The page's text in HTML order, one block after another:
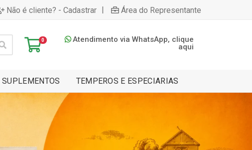
Não é cliente? - Cadastrar | Área do Representante
0
Atendimento via WhatsApp, clique
aqui
SUPLEMENTOS TEMPEROS E ESPECIARIAS